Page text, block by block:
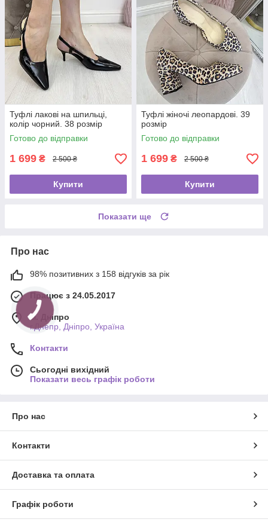
Туфлі лакові на шпильці,
колір чорний. 38 розмір
Готово до відправки
1 699 ₴ 2 500 ₴
Купити
Туфлі жіночі леопардові. 39
розмір
Готово до відправки
1 699 ₴ 2 500 ₴
Купити
Показати ще
Про нас
98% позитивних з 158 відгуків за рік
Працює з 24.05.2017
м. Дніпро
г.Днепр, Дніпро, Україна
Контакти
Сьогодні вихідний
Показати весь графік роботи
Про нас
Контакти
Доставка та оплата
Графік роботи